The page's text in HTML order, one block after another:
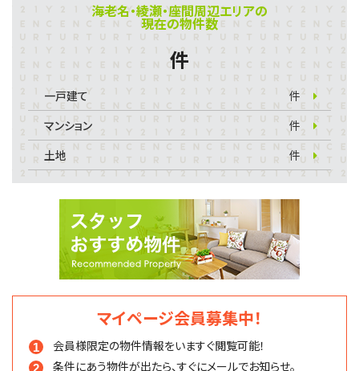
海老名・綾瀬・座間周辺エリアの
現在の物件数
件
一戸建て
件
マンション
件
土地
件
マイページ会員募集中！
会員様限定の物件情報をいますぐ閲覧可能！
条件にあう物件が出たら、すぐにメールでお知らせ。